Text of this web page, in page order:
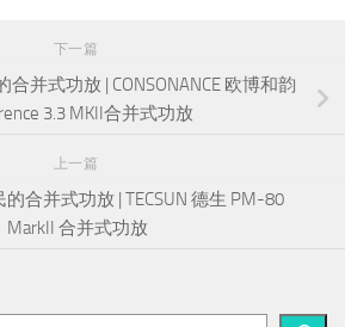
下一篇
并式功放 | CONSONANCE 欧博和韵
3.3 MKII合并式功放
上一篇
合并式功放 | TECSUN 德生 PM-80
MarkII 合并式功放